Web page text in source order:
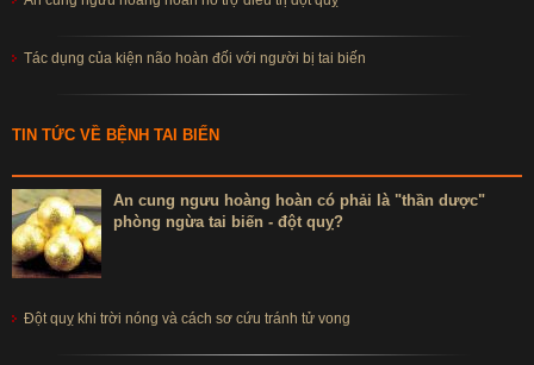
Tác dụng của kiện não hoàn đối với người bị tai biến
TIN TỨC VỀ BỆNH TAI BIẾN
An cung ngưu hoàng hoàn có phải là "thần dược"
phòng ngừa tai biến - đột quỵ?
Đột quỵ khi trời nóng và cách sơ cứu tránh tử vong